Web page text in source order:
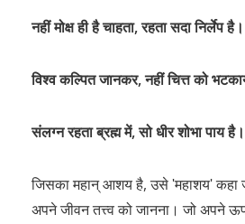
नहीं मोक्ष ही है चाहता, रहता सदा निर्लेप
विश्व कल्पित जानकर, नहीं चित्त को
संलग्न रहता ब्रह्म में, सो धीर शोभा पाय
जिसका महान् आशय है, उसे ʹमहाशयʹ
अपने जीवन तत्त्व को जानना। जो अपने